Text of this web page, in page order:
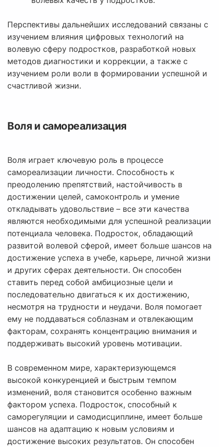
Перспективы дальнейших исследований связаны с
изучением влияния цифровых технологий на
волевую сферу подростков, разработкой новых
методов диагностики и коррекции, а также с
изучением роли воли в формировании успешной и
счастливой жизни.
Воля и самореализация
Воля играет ключевую роль в процессе
самореализации личности. Способность к
преодолению препятствий, настойчивость в
достижении целей, самоконтроль и умение
откладывать удовольствие – все эти качества
являются необходимыми для успешной реализации
потенциала человека. Подросток, обладающий
развитой волевой сферой, имеет больше шансов на
достижение успеха в учебе, карьере, личной жизни
и других сферах деятельности. Он способен
ставить перед собой амбициозные цели и
последовательно двигаться к их достижению,
несмотря на трудности и неудачи. Воля помогает
ему не поддаваться соблазнам и отвлекающим
факторам, сохранять концентрацию внимания и
поддерживать высокий уровень мотивации.
В современном мире, характеризующемся
высокой конкуренцией и быстрым темпом
изменений, воля становится особенно важным
фактором успеха. Подросток, способный к
саморегуляции и самодисциплине, имеет больше
шансов на адаптацию к новым условиям и
достижение высоких результатов. Он способен